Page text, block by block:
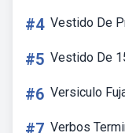
#4 Vestido De
#5 Vestido De
#6 Versiculo
#7 Verbos